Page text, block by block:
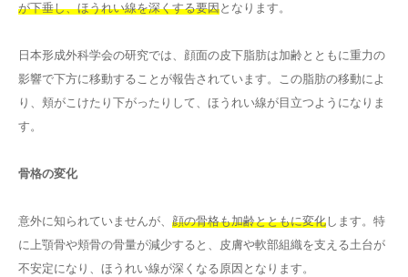
が下垂し、ほうれい線を深くする要因となります。
日本形成外科学会の研究では、顔面の皮下脂肪は加齢とともに重力の
影響で下方に移動することが報告されています。この脂肪の移動によ
り、頬がこけたり下がったりして、ほうれい線が目立つようになりま
す。
骨格の変化
意外に知られていませんが、 顔の骨格も加齢とともに変化 します。特
に上顎骨や頬骨の骨量が減少すると、皮膚や軟部組織を支える土台が
不安定になり、ほうれい線が深くなる原因となります。